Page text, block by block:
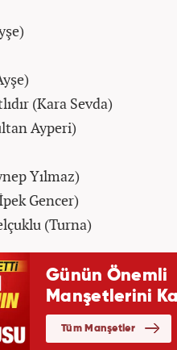
(Kara Sevda)
Ayperi)
Yılmaz)
Gencer)
(Turna)